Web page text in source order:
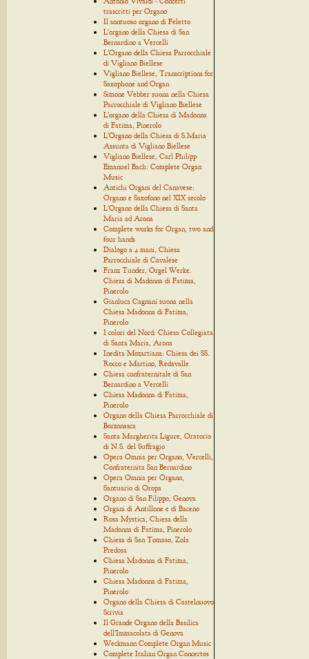
trascritti per Organo
Il sontuoso organo di Feletto
L'organo della Chiesa di San
Bernardino a Vercelli
L'Organo della Chiesa Parrocchiale
di Vigliano Biellese
Vigliano Biellese, Transcriptions for
Saxophone and Organ
Simone Vebber suona nella Chiesa
Parrocchiale di Vigliano Biellese
L'organo della Chiesa di Madonna
di Fatima, Pinerolo
L'Organo della Chiesa di S.Maria
Assunta di Vigliano Biellese
Vigliano Biellese, Carl Philipp
Emanuel Bach: Complete Organ
Music
Antichi Organi del Canavese:
Organo e Saxofono nel XIX secolo
L'Organo della Chiesa di Santa
Maria ad Arona
Complete works for Organ, two and
four hands
Dialogo a 4 mani, Chiesa
Parrocchiale di Cavalese
Franz Tunder, Orgel Werke.
Chiesa di Madonna di Fatima,
Pinerolo
Gianluca Cagnani suona nella
Chiesa Madonna di Fatima,
Pinerolo
I colori del Nord: Chiesa Collegiata
di Santa Maria, Arona
Inedita Mozartiana: Chiesa dei SS.
Rocco e Martino, Redavalle
Chiesa confraternitale di San
Bernardino a Vercelli
Chiesa Madonna di Fatima,
Pinerolo
Organo della Chiesa Parrocchiale di
Borzonasca
Santa Margherita Ligure, Oratorio
di N.S. del Suffragio
Opera Omnia per Organo, Vercelli,
Confraternita San Bernardino
Opera Omnia per Organo,
Santuario di Oropa
Organo di San Filippo, Genova
Organi di Antillone e di Baceno
Rosa Mystica, Chiesa della
Madonna di Fatima, Pinerolo
Chiesa di San Tomaso, Zola
Predosa
Chiesa Madonna di Fatima,
Pinerolo
Chiesa Madonna di Fatima,
Pinerolo
Organo della Chiesa di Castelnuovo
Scrivia
Il Grande Organo della Basilica
dell'Immacolata di Genova
Weckmann Complete Organ Music
Complete Italian Organ Concertos